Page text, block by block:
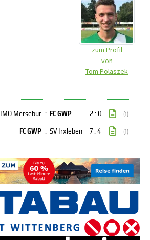
zum Profil
von
Tom Polaszek
IMO Mersebur : FC GWP 2 : 0 (1)
FC GWP : SV Irxleben 7 : 4 (1)